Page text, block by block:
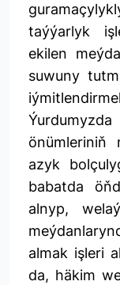
taýýarlyk
ekilen
suwuny
önümleriniň
azyk
babatda
alnyp,
almak işleri
da, häkim